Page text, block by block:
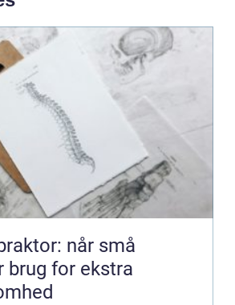
når små
brug for ekstra